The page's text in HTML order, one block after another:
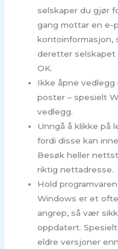
selskaper du gjør
gang mottar en e-
kontoinformasjon,
deretter selskapet
OK.
Ikke åpne vedlegg
poster – spesielt
vedlegg.
Unngå å klikke på
fordi disse kan
Besøk heller
riktig nettadresse.
Hold
Windows er et
angrep, så vær
oppdatert.
eldre versjoner